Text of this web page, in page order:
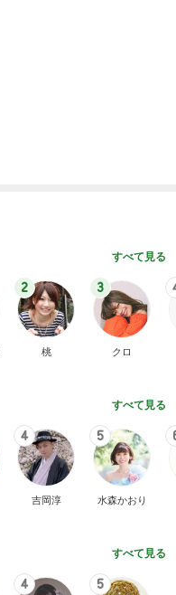
すべて見る
2
桃
3
クロ
すべて見る
4
吉岡淳
5
水森かおり
すべて見る
4 5